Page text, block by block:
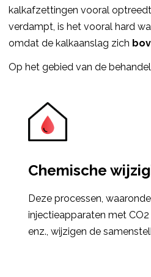
kalkafzettingen vooral
verdampt, is het vooral hard
omdat de kalkaanslag zich
Op het gebied van de
Chemische
Deze processen,
injectieapparaten met
enz., wijzigen de